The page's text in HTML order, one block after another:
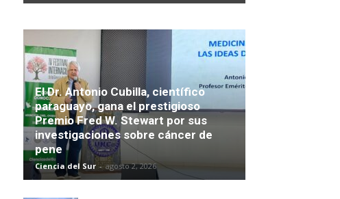
El Dr. Antonio Cubilla, científico
paraguayo, gana el prestigioso
Premio Fred W. Stewart por sus
investigaciones sobre cáncer de
pene
Ciencia del Sur - agosto 2, 2026